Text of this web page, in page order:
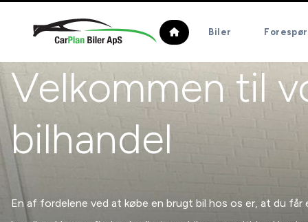
Biler
Velkommen til
bilhandel
En af fordelene ved at købe en brugt bil hos os er, at du får